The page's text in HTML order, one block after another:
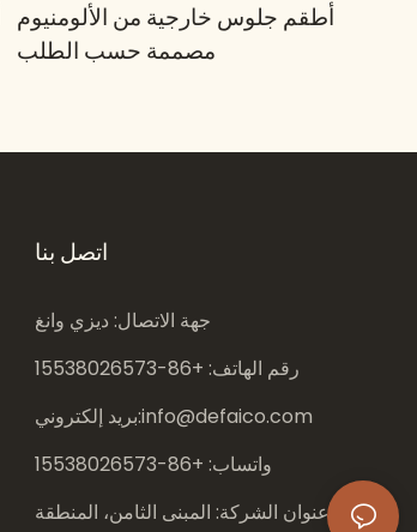
أطقم جلوس خارجية من الألومنيوم
مصممة حسب الطلب
اتصل بنا
جهة الاتصال: ديزي وانغ
رقم الهاتف: +86-
15538026573
بريد إلكتروني:info@defaico.com
واتساب: +86-
15538026573
عنوان الشركة: المبنى الثامن، المنطقة